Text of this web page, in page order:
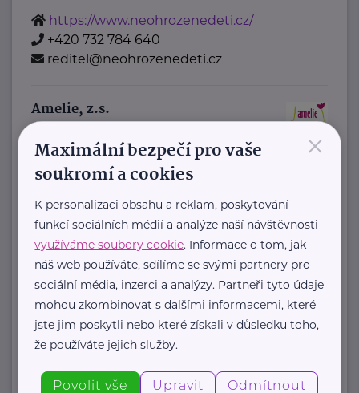
https://www.neohrozenedeti.cz/
+420 732 784 640
reditel@neohrozenedeti.cz
Amelie, z.s.
Amelie od roku 2006 pomáhá žít život
s rakovinou:
psychosociální pomoc
onkologicky nemocným a ...
https://www.amelie-zs.cz/
+420 739 001 123
praha@amelie-zs.cz
×
Maximální bezpečí pro vaše
soukromí a cookies
K personalizaci obsahu a reklam, poskytování
funkcí sociálních médií a analýze naší návštěvnosti
využíváme soubory cookie. Informace o tom, jak
náš web používáte, sdílíme se svými partnery pro
sociální média, inzerci a analýzy. Partneři tyto údaje
mohou zkombinovat s dalšími informacemi, které
jste jim poskytli nebo které získali v důsledku toho,
že používáte jejich služby.
Povolit vše Upravit Odmítnout